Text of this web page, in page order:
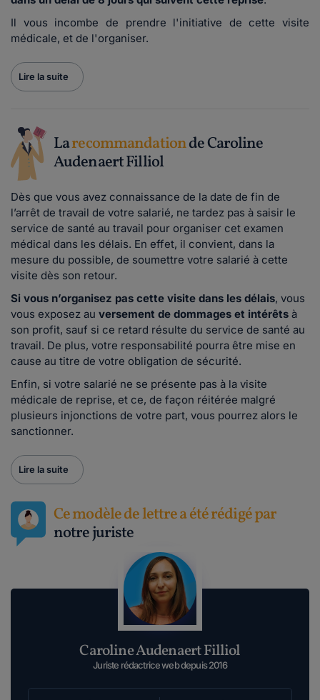
Il vous incombe de prendre l'initiative de cette visite
médicale, et de l'organiser.
Lire la suite
Larecommandationde Caroline
Audenaert Filliol
Dès que vous avez connaissance de la date de fin de
l’arrêt de travail de votre salarié, ne tardez pas à saisir le
service de santé au travail pour organiser cet examen
médical dans les délais. En effet, il convient, dans la
mesure du possible, de soumettre votre salarié à cette
visite dès son retour.
Si vous n’organisez pas cette visite dans les délais, vous
vous exposez au versement de dommages et intérêts à
son profit, sauf si ce retard résulte du service de santé au
travail. De plus, votre responsabilité pourra être mise en
cause au titre de votre obligation de sécurité.
Enfin, si votre salarié ne se présente pas à la visite
médicale de reprise, et ce, de façon réitérée malgré
plusieurs injonctions de votre part, vous pourrez alors le
sanctionner.
Lire la suite
Ce modèle de lettre a été rédigé par
notre juriste
Caroline Audenaert Filliol
Juriste rédactrice web depuis 2016